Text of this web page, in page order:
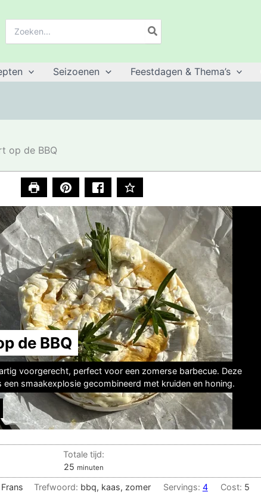
Seizoenen Feestdagen & Thema’s
op de BBQ
de BBQ
voorgerecht, perfect voor een zomerse barbecue. Deze
smaakexplosie gecombineerd met kruiden en honing.
Totale tijd:
25minuten
minuten
Frans Trefwoord: bbq, kaas, zomer Servings: 4 Cost: 5